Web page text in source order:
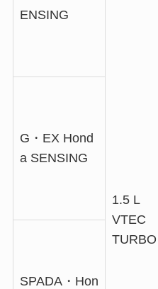
ENSING
1.5 L
VTEC
TURBO
G・EX Hond
a SENSING
SPADA・Hon